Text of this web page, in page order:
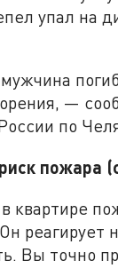
упал на
—
по
пожара
квартире
реагирует
Вы точно